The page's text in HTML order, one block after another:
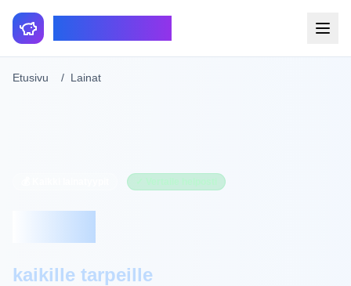
Etusivu Lainat
kaikille tarpeille